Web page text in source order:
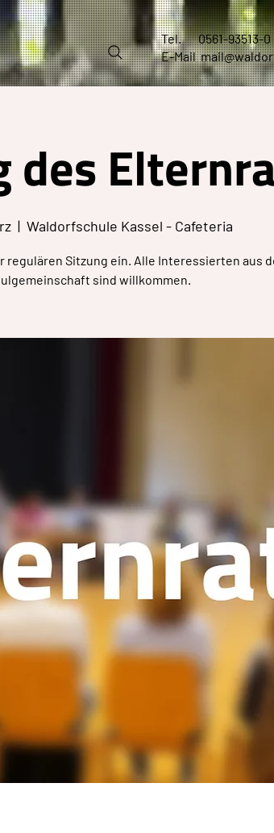
Tel.0561-93513-0
E-Mail
des
  |
Waldorfschule Kassel - Cafeteria
regulären Sitzung ein. Alle Interessierten aus
sind willkommen.